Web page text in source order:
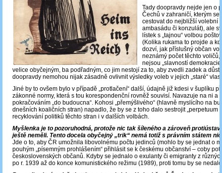
Tady doopravdy nejde jen o
Čechů v zahraničí, kterým se
cestovat do nejbližší volební
ambasádu či konzulát), ale
lístek s „tajnou“ volbou
(Kolika rukama to projde a
dozví, jak příslušný občan
neznámý počet těchto voličů,
nejsou „slavností
velice obyčejným, ba podřadným, co jim nestojí za to, aby zvedli zadek a
doopravdy nemohou nijak zásadně ovlivnit výsledky voleb v jejich „staré“
Jiné by to ovšem bylo v případě „protlačení“ další, údajně již kdesi v šuplíku
zákonné normy, která s tou korespondenční rovněž souvisí. Navazuje na ni a
pokračováním „do budoucna“. Kohosi „přemýšlivého“ (hlavně myslícího na
dnešních koaličních stran) napadlo, že by se z toho dalo sestrojit „perpetuum
recyklování politiků těchto stran i v dalších volbách.
Myšlenka je to pozoruhodná, protože nic tak šíleného a zároveň
ještě neměli. Tento docela obyčejný „trik“ nemá totiž s právním státem
Jde o to, aby ČR umožnila libovolnému počtu jedinců (mohlo by se jednat o
pouhým „písemným prohlášením“ přihlásit se k českému občanství – coby
československých občanů. Kdyby se jednalo o exulanty či emigranty z
po r. 1939 až do konce komunistického režimu (1989), proti tomu by se